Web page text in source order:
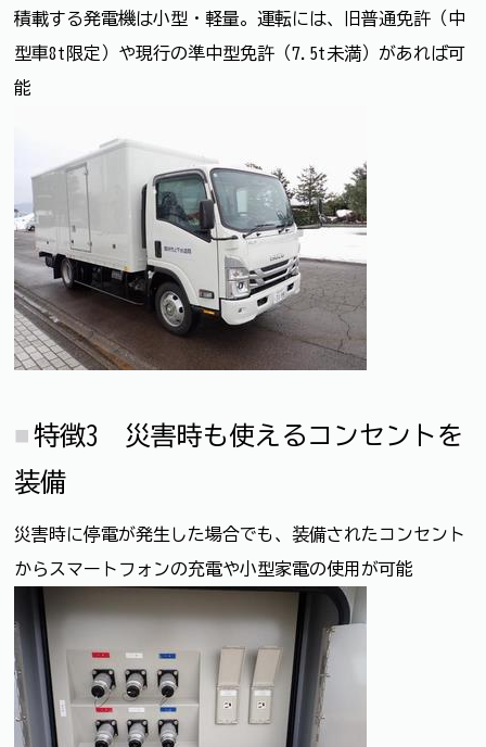
積載する発電機は小型・軽量。運転には、旧普通免許（中
型車8t限定）や現行の準中型免許（7.5t未満）があれば可
能
特徴3 災害時も使えるコンセントを
装備
災害時に停電が発生した場合でも、装備されたコンセント
からスマートフォンの充電や小型家電の使用が可能